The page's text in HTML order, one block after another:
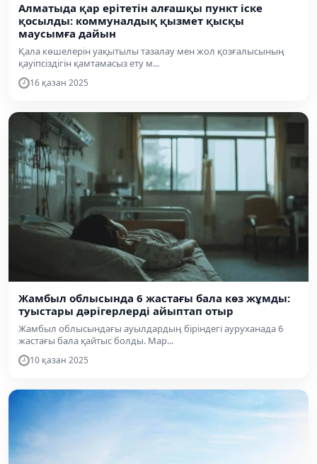
Алматыда қар ерітетін алғашқы пункт іске
қосылды: коммуналдық қызмет қысқы
маусымға дайын
Қала көшелерін уақытылы тазалау мен жол қозғалысының
қауіпсіздігін қамтамасыз ету м...
16 қазан 2025
Жамбыл облысында 6 жастағы бала көз жұмды:
туыстары дәрігерлерді айыптап отыр
Жамбыл облысындағы ауылдардың біріндегі ауруханада 6
жастағы бала қайтыс болды. Мар...
10 қазан 2025